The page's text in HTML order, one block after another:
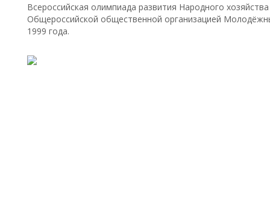
Всероссийская олимпиада развития Народного
Общероссийской общественной организацией
1999 года.